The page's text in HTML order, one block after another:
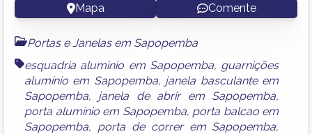
Mapa Comente
Portas e Janelas em Sapopemba
esquadria aluminio em Sapopemba, guarnições
alumínio em Sapopemba, janela basculante em
Sapopemba, janela de abrir em Sapopemba,
porta alumínio em Sapopemba, porta balcao em
Sapopemba, porta de correr em Sapopemba,